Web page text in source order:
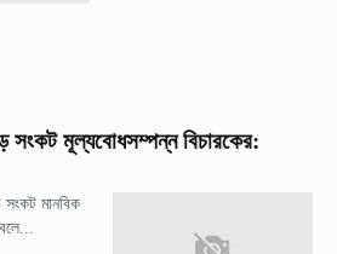
সংকট মূল্যবোধসম্পন্ন বিচারকের:
সংকট মানবিক